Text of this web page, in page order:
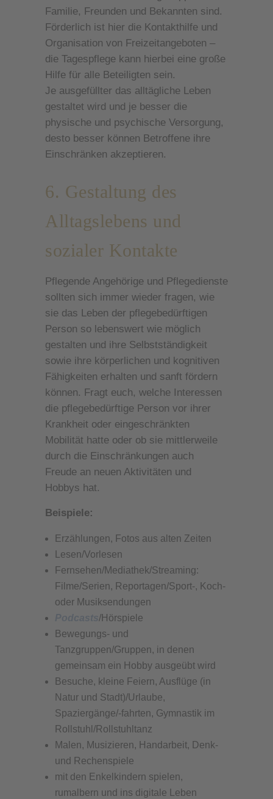
Familie, Freunden und Bekannten sind.
Förderlich ist hier die Kontakthilfe und
Organisation von Freizeitangeboten –
die Tagespflege kann hierbei eine große
Hilfe für alle Beteiligten sein.
Je ausgefüllter das alltägliche Leben
gestaltet wird und je besser die
physische und psychische Versorgung,
desto besser können Betroffene ihre
Einschränken akzeptieren.
6. Gestaltung des
Alltagslebens und
sozialer Kontakte
Pflegende Angehörige und Pflegedienste
sollten sich immer wieder fragen, wie
sie das Leben der pflegebedürftigen
Person so lebenswert wie möglich
gestalten und ihre Selbstständigkeit
sowie ihre körperlichen und kognitiven
Fähigkeiten erhalten und sanft fördern
können. Fragt euch, welche Interessen
die pflegebedürftige Person vor ihrer
Krankheit oder eingeschränkten
Mobilität hatte oder ob sie mittlerweile
durch die Einschränkungen auch
Freude an neuen Aktivitäten und
Hobbys hat.
Beispiele:
Erzählungen, Fotos aus alten Zeiten
Lesen/Vorlesen
Fernsehen/Mediathek/Streaming:
Filme/Serien, Reportagen/Sport-, Koch-
oder Musiksendungen
Podcasts/Hörspiele
Bewegungs- und
Tanzgruppen/Gruppen, in denen
gemeinsam ein Hobby ausgeübt wird
Besuche, kleine Feiern, Ausflüge (in
Natur und Stadt)/Urlaube,
Spaziergänge/-fahrten, Gymnastik im
Rollstuhl/Rollstuhltanz
Malen, Musizieren, Handarbeit, Denk-
und Rechenspiele
mit den Enkelkindern spielen,
rumalbern und ins digitale Leben